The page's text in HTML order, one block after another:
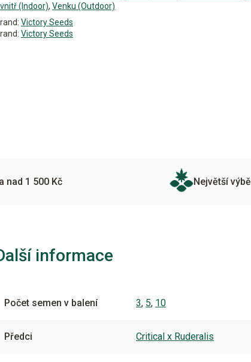
(Indoor), Venku (Outdoor)
Victory Seeds
Victory Seeds
nad 1 500 Kč Největší
informace
Počet semen v balení 3, 5, 10
Předci Critical x Ruderalis